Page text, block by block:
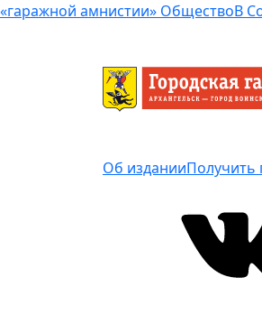
«гаражной амнистии» ОбществоВ
Об изданииПолучить